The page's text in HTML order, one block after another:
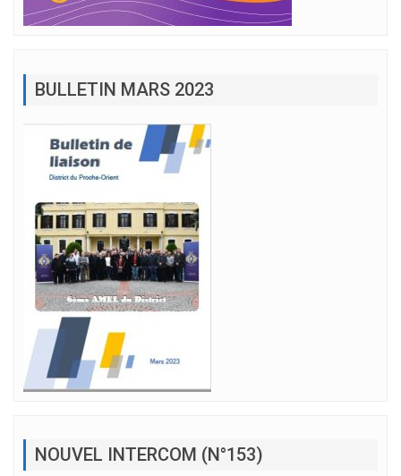
BULLETIN MARS 2023
NOUVEL INTERCOM (N°153)